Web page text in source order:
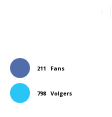
211 Fans
798 Volgers